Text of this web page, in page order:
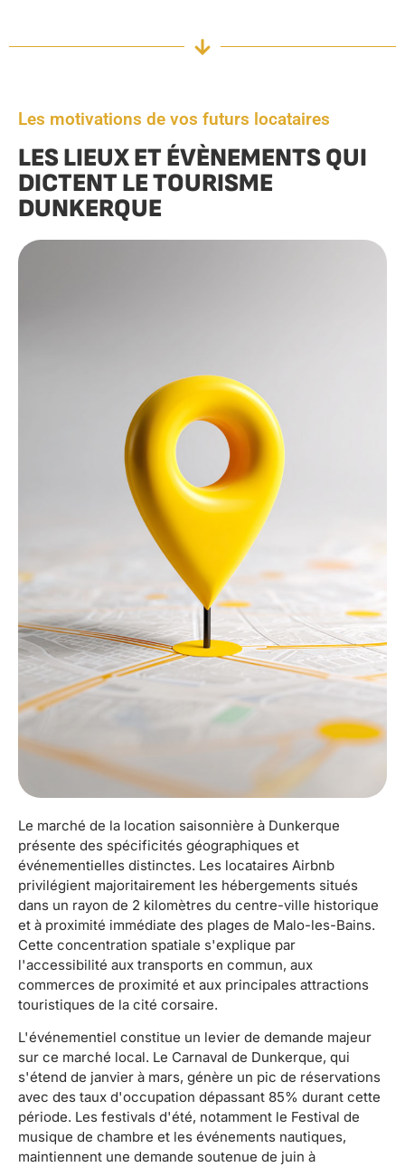
Les motivations de vos futurs locataires
LES LIEUX ET ÉVÈNEMENTS QUI
DICTENT LE TOURISME
DUNKERQUE
Le marché de la location saisonnière à Dunkerque
présente des spécificités géographiques et
événementielles distinctes. Les locataires Airbnb
privilégient majoritairement les hébergements situés
dans un rayon de 2 kilomètres du centre-ville historique
et à proximité immédiate des plages de Malo-les-Bains.
Cette concentration spatiale s'explique par
l'accessibilité aux transports en commun, aux
commerces de proximité et aux principales attractions
touristiques de la cité corsaire.
L'événementiel constitue un levier de demande majeur
sur ce marché local. Le Carnaval de Dunkerque, qui
s'étend de janvier à mars, génère un pic de réservations
avec des taux d'occupation dépassant 85% durant cette
période. Les festivals d'été, notamment le Festival de
musique de chambre et les événements nautiques,
maintiennent une demande soutenue de juin à